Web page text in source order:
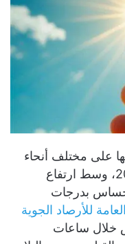
على مختلف أنحاء
الجمهورية اليوم الاثنين 6 يوليو 2026، وسط ارتفاع
بدرجات
للأرصاد الجوية
خلال ساعات